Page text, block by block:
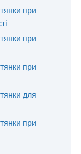
при
при
при
для
при